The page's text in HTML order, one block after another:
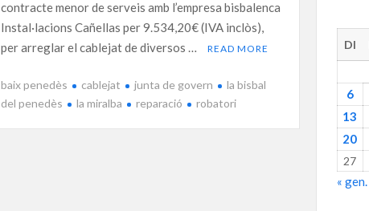
contracte menor de serveis amb l’empresa bisbalenca
Instal·lacions Cañellas per 9.534,20€ (IVA inclòs),
per arreglar el cablejat de diversos …
READ MORE
baix penedès cablejat junta de govern
la bisbal
del penedès
la miralba reparació robatori
Dl
6
13
20
27
« gen.